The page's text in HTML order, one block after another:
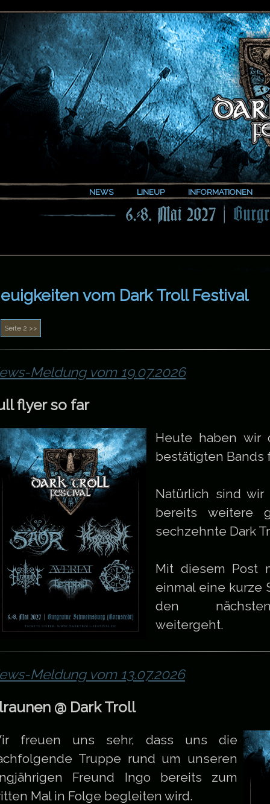
NEWS LINEUP INFORMATIONEN
vom Dark Troll Festival
Meldung vom 19.07.2026
flyer so far
Heute haben wir
bestätigten Bands
Natürlich sind
bereits weitere
sechzehnte Dark
Mit diesem Post
einmal eine kurze
den nächsten
weitergeht.
Meldung vom 13.07.2026
@ Dark Troll
freuen uns sehr, dass uns die
Truppe rund um unseren
Freund Ingo bereits zum
Mal in Folge begleiten wird.